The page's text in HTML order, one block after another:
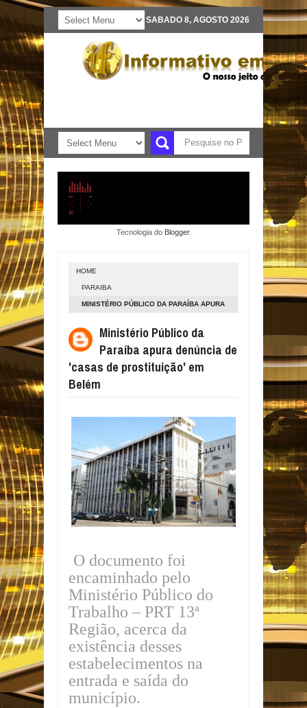
SABADO 8, AGOSTO 2026
Tecnologia do Blogger.
HOME
PARAIBA
MINISTÉRIO PÚBLICO DA PARAÍBA APURA
EM BELÉMMinistério Público da
Paraíba apura denúncia de
'casas de prostituição' em
Belém
O documento foi
encaminhado pelo
Ministério Público do
Trabalho – PRT 13ª
Região, acerca da
existência desses
estabelecimentos na
entrada e saída do
município.